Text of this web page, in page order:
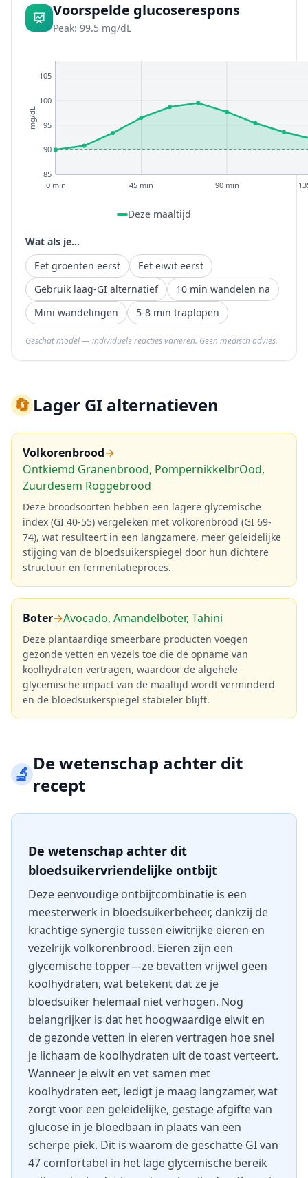
Voorspelde glucoserespons
Peak: 99.5 mg/dL
85
90
95
100
105
0 min 45 min 90 min
mg/dL
Deze maaltijd
Wat als je...
Eet groenten eerst
Eet eiwit eerst
Gebruik laag-GI alternatief
10 min wandelen na
Mini wandelingen
5-8 min traplopen
Geschat model — individuele reacties variëren. Geen medisch advies.
🔄Lager GI alternatieven
Volkorenbrood→
Ontkiemd Granenbrood, Pompernikkelbr­Ood,
Zuurdesem Roggebrood
Deze broodsoorten hebben een lagere glycemische
index (GI 40-55) vergeleken met volkorenbrood (GI 69-
74), wat resulteert in een langzamere, meer geleidelijke
stijging van de bloedsuikerspiegel door hun dichtere
structuur en fermentatieproces.
Boter→Avocado, Amandelboter, Tahini
Deze plantaardige smeerbare producten voegen
gezonde vetten en vezels toe die de opname van
koolhydraten vertragen, waardoor de algehele
glycemische impact van de maaltijd wordt verminderd
en de bloedsuikerspiegel stabieler blijft.
🔬De wetenschap achter dit
recept
De wetenschap achter dit
bloedsuikervriendelijke ontbijt
Deze eenvoudige ontbijtcombinatie is een
meesterwerk in bloedsuikerbeheer, dankzij de
krachtige synergie tussen eiwitrijke eieren en
vezelrijk volkorenbrood. Eieren zijn een
glycemische topper—ze bevatten vrijwel geen
koolhydraten, wat betekent dat ze je
bloedsuiker helemaal niet verhogen. Nog
belangrijker is dat het hoogwaardige eiwit en
de gezonde vetten in eieren vertragen hoe snel
je lichaam de koolhydraten uit de toast verteert.
Wanneer je eiwit en vet samen met
koolhydraten eet, ledigt je maag langzamer, wat
zorgt voor een geleidelijke, gestage afgifte van
glucose in je bloedbaan in plaats van een
scherpe piek. Dit is waarom de geschatte GI van
47 comfortabel in het lage glycemische bereik